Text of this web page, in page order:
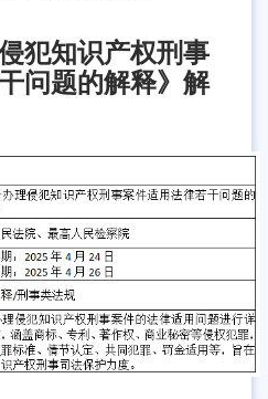
犯知识产权刑事
问题的解释》解